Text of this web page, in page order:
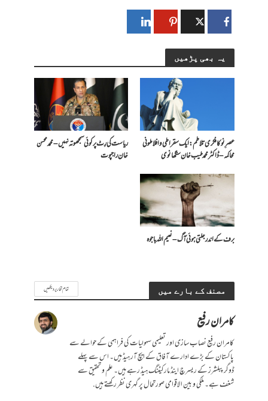
یہ بھی پڑھیں
عصرِ نو کا فکری تلاطم: ایک سقراطی و افلاطونی
محاکمہ – ڈاکٹر محمد طیب خان سنگھانوی
ریاست کی رِٹ پر کوئی سمجھوتہ نہیں – محمد محسن
خان راجپوت
برف کے اندر جلتی ہوئی آگ – نعیم اللہ باجوہ
مصنف کے بارے میں تمام تحاریر دیکھیں
کامران رفیع
کامران رفیع نصاب سازی اور تعلیمی سہولیات کی فراہمی کے حوالے سے
پاکستان کے بڑے ادارے آفاق کے ایچ آر ہیڈ ہیں۔ اس سے پہلے
ڈوگر پبلشرز کے ریسرچ اینڈ مارکیٹنگ ہیڈ رہے ہیں۔ علم و تحقیق سے
شغف ہے۔ ملکی و بین الاقوامی صورتحال پر گہری نظر رکھتے ہیں.